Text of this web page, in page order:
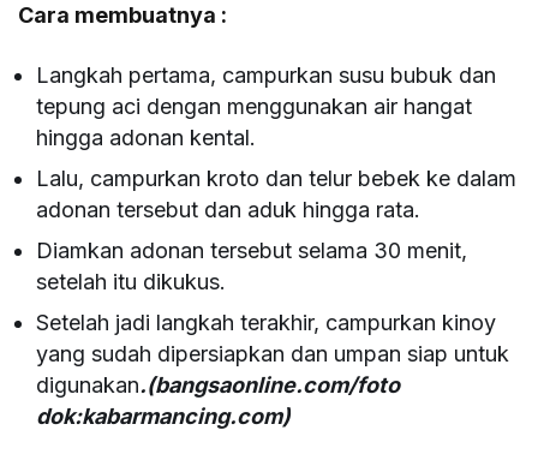
Cara membuatnya :
Langkah pertama, campurkan susu bubuk dan
tepung aci dengan menggunakan air hangat
hingga adonan kental.
Lalu, campurkan kroto dan telur bebek ke dalam
adonan tersebut dan aduk hingga rata.
Diamkan adonan tersebut selama 30 menit,
setelah itu dikukus.
Setelah jadi langkah terakhir, campurkan kinoy
yang sudah dipersiapkan dan umpan siap untuk
digunakan.(bangsaonline.com/foto
dok:kabarmancing.com)